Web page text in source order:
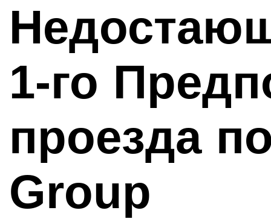
1-го
проезда
Group